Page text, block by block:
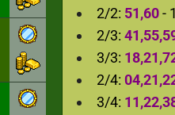
2/2: 51,60-
2/3:
3/3:
2/4:
3/4: